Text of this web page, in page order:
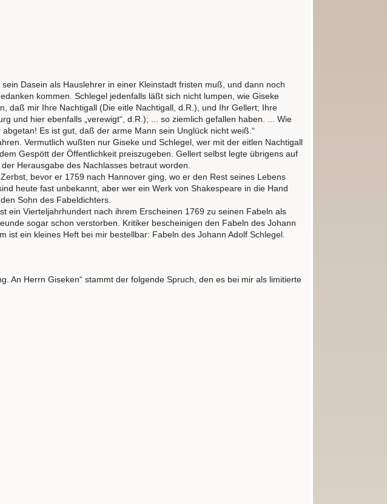
Dasein als Hauslehrer in einer Kleinstadt fristen muß, und dann noch
kommen. Schlegel jedenfalls läßt sich nicht lumpen, wie Giseke
daß mir Ihre Nachtigall (Die eitle Nachtigall, d.R.), und Ihr Gellert; Ihre
und hier ebenfalls „verewigt“, d.R.); ... so ziemlich gefallen haben. ... Wie
Es ist gut, daß der arme Mann sein Unglück nicht weiß.“
Vermutlich wußten nur Giseke und Schlegel, wer mit der eitlen Nachtigall
Gespött der Öffentlichkeit preiszugeben. Gellert selbst legte übrigens auf
Herausgabe des Nachlasses betraut worden.
bevor er 1759 nach Hannover ging, wo er den Rest seines Lebens
heute fast unbekannt, aber wer ein Werk von Shakespeare in die Hand
Sohn des Fabeldichters.
ein Vierteljahrhundert nach ihrem Erscheinen 1769 zu seinen Fabeln als
sogar schon verstorben. Kritiker bescheinigen den Fabeln des Johann
ein kleines Heft bei mir bestellbar: Fabeln des Johann Adolf Schlegel.
An Herrn Giseken“ stammt der folgende Spruch, den es bei mir als limitierte